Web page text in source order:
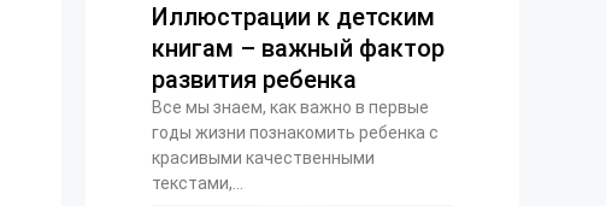
Иллюстрации к детским
книгам – важный фактор
развития ребенка
Все мы знаем, как важно в первые
годы жизни познакомить ребенка с
красивыми качественными
текстами,...